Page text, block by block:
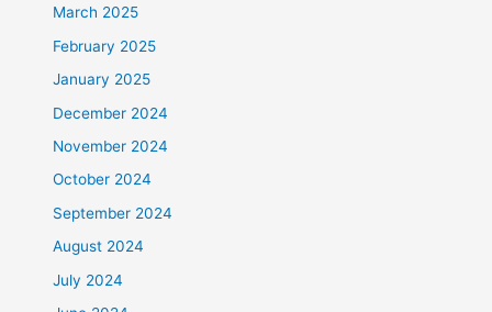
March 2025
February 2025
January 2025
December 2024
November 2024
October 2024
September 2024
August 2024
July 2024